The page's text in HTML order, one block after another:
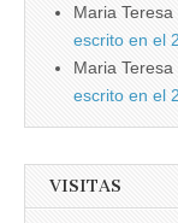
Maria Teresa
escrito en el
Maria Teresa
escrito en el
VISITAS